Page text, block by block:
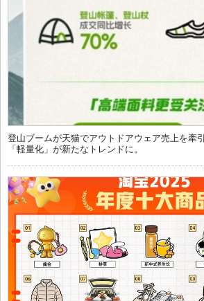
登山ブームが天猫でアウトドアウェア売上を牽
「軽量化」が新たなトレンドに。